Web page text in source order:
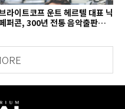
라이트코프 운트 헤르텔 대표 닉
퍼콘, 300년 전통 음악출판사의